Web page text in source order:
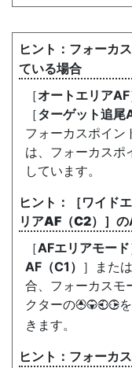
フォーカ
ている場合
［オートエリアAF
［ターゲット追尾
フォーカスポイン
は、フォーカスポ
しています。
［ワイド
リアAF（C2） ］
［AFエリアモード
AF（C1） ］また
合、フォーカスモ
クターの1342
きます。
フォーカ